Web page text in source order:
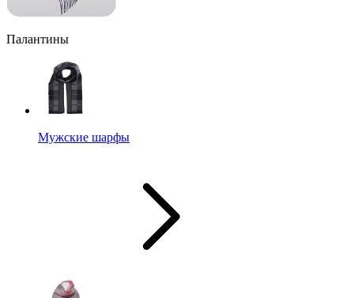
Палантины
Мужские шарфы